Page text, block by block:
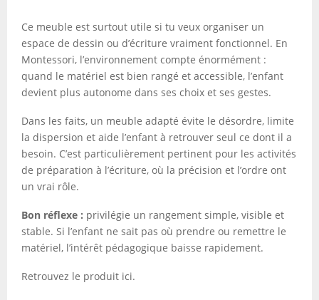
Ce meuble est surtout utile si tu veux organiser un
espace de dessin ou d’écriture vraiment fonctionnel. En
Montessori, l’environnement compte énormément :
quand le matériel est bien rangé et accessible, l’enfant
devient plus autonome dans ses choix et ses gestes.
Dans les faits, un meuble adapté évite le désordre, limite
la dispersion et aide l’enfant à retrouver seul ce dont il a
besoin. C’est particulièrement pertinent pour les activités
de préparation à l’écriture, où la précision et l’ordre ont
un vrai rôle.
Bon réflexe : privilégie un rangement simple, visible et
stable. Si l’enfant ne sait pas où prendre ou remettre le
matériel, l’intérêt pédagogique baisse rapidement.
Retrouvez le produit ici.